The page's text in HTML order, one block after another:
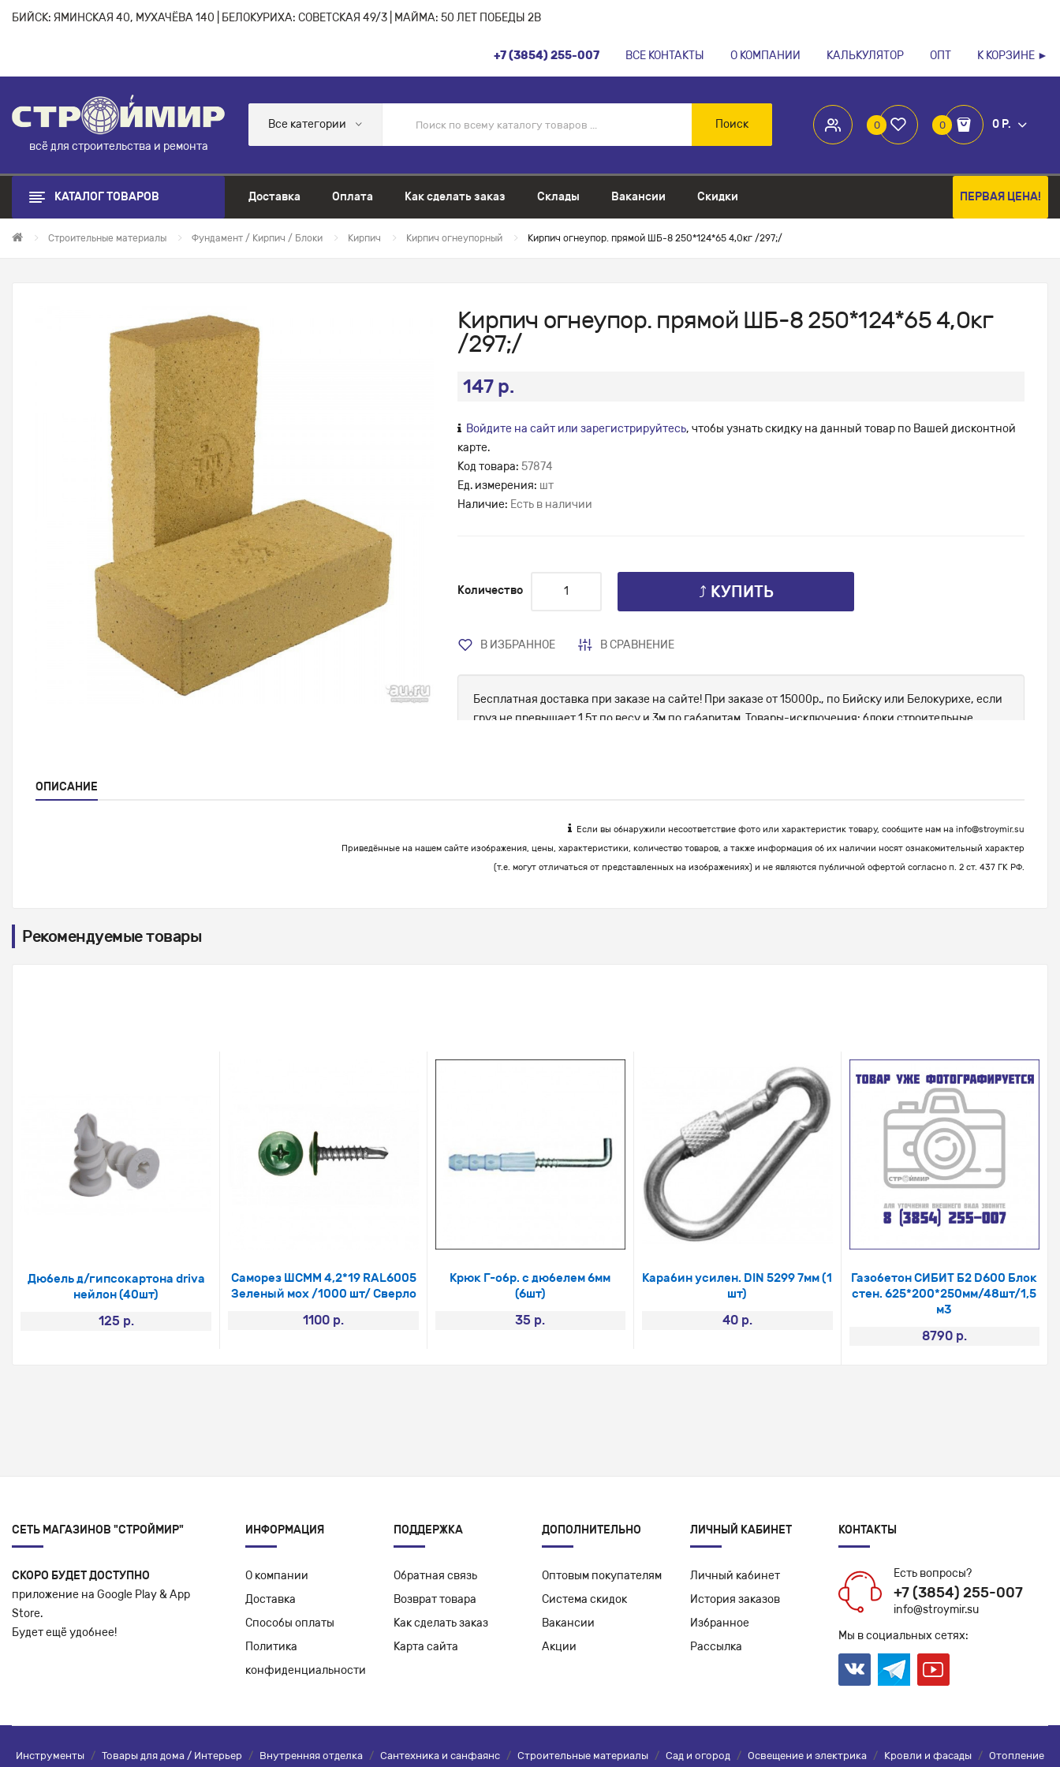
БИЙСК: ЯМИНСКАЯ 40, МУХАЧЁВА 140 | БЕЛОКУРИХА: СОВЕТСКАЯ 49/3 | МАЙМА: 50 ЛЕТ ПОБЕДЫ 2В
+7 (3854) 255-007 ВСЕ КОНТАКТЫ О КОМПАНИИ КАЛЬКУЛЯТОР ОПТ К КОРЗИНЕ ►
всё для строительства и ремонта
0 0 0 Р.
Все категории Поиск
КАТАЛОГ ТОВАРОВ Доставка Оплата Как сделать заказ Склады Вакансии Скидки ПЕРВАЯ ЦЕНА!
Строительные материалы Фундамент / Кирпич / Блоки Кирпич Кирпич огнеупорный Кирпич огнеупор. прямой ШБ-8 250*124*65 4,0кг /297;/
Кирпич огнеупор. прямой ШБ-8 250*124*65 4,0кг
/297;/
147 р.
Войдите на сайт или зарегистрируйтесь, чтобы узнать скидку на данный товар по Вашей дисконтной
карте.
Код товара: 57874
Ед. измерения: шт
Наличие: Есть в наличии
Количество ⤴ КУПИТЬ
В ИЗБРАННОЕ В СРАВНЕНИЕ
Бесплатная доставка при заказе на сайте! При заказе от 15000р., по Бийску или Белокурихе, если
груз не превышает 1.5т по весу и 3м по габаритам. Товары-исключения: блоки строительные,
ОПИСАНИЕ
Если вы обнаружили несоответствие фото или характеристик товару, сообщите нам на info@stroymir.su
Приведённые на нашем сайте изображения, цены, характеристики, количество товаров, а также информация об их наличии носят ознакомительный характер
(т.е. могут отличаться от представленных на изображениях) и не являются публичной офертой согласно п. 2 ст. 437 ГК РФ.
Рекомендуемые товары
Дюбель д/гипсокартона driva
нейлон (40шт)
125 р.
Саморез ШСММ 4,2*19 RAL6005
Зеленый мох /1000 шт/ Сверло
1100 р.
Крюк Г-обр. с дюбелем 6мм
(6шт)
35 р.
Карабин усилен. DIN 5299 7мм (1
шт)
40 р.
Газобетон СИБИТ Б2 D600 Блок
стен. 625*200*250мм/48шт/1,5
м3
8790 р.
СЕТЬ МАГАЗИНОВ "СТРОЙМИР"
СКОРО БУДЕТ ДОСТУПНО
приложение на Google Play & App
Store.
Будет ещё удобнее!
ИНФОРМАЦИЯ
О компании
Доставка
Способы оплаты
Политика
конфиденциальности
ПОДДЕРЖКА
Обратная связь
Возврат товара
Как сделать заказ
Карта сайта
ДОПОЛНИТЕЛЬНО
Оптовым покупателям
Система скидок
Вакансии
Акции
ЛИЧНЫЙ КАБИНЕТ
Личный кабинет
История заказов
Избранное
Рассылка
КОНТАКТЫ
Есть вопросы?
+7 (3854) 255-007
info@stroymir.su
Мы в социальных сетях:
Инструменты / Товары для дома / Интерьер / Внутренняя отделка / Сантехника и санфаянс / Строительные материалы / Сад и огород / Освещение и электрика / Кровли и фасады / Отопление